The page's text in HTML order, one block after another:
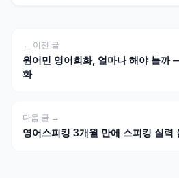
← 이전 글
원어민 영어회화, 얼마나 해야 늘까
화
다음 글 →
영어스피킹 3개월 만에 스피킹 실력